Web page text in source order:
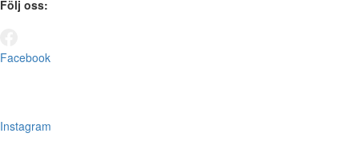
Följ oss:
Facebook
Instagram